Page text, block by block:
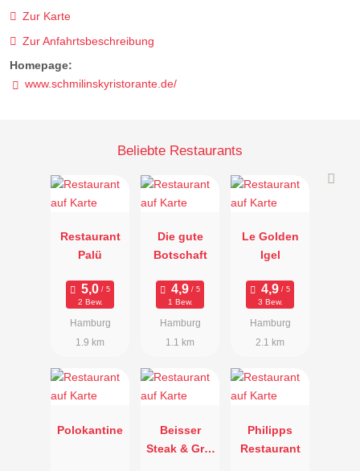
Zur Karte
Zur Anfahrtsbeschreibung
Homepage:
www.schmilinskyristorante.de/
Beliebte Restaurants
Restaurant
Palü
2 Bew.
Hamburg
1.9 km
Die gute
Botschaft
1 Bew.
Hamburg
1.1 km
Le Golden
Igel
3 Bew.
Hamburg
2.1 km
Polokantine
Beisser
Steak & Grill
Philipps
Restaurant